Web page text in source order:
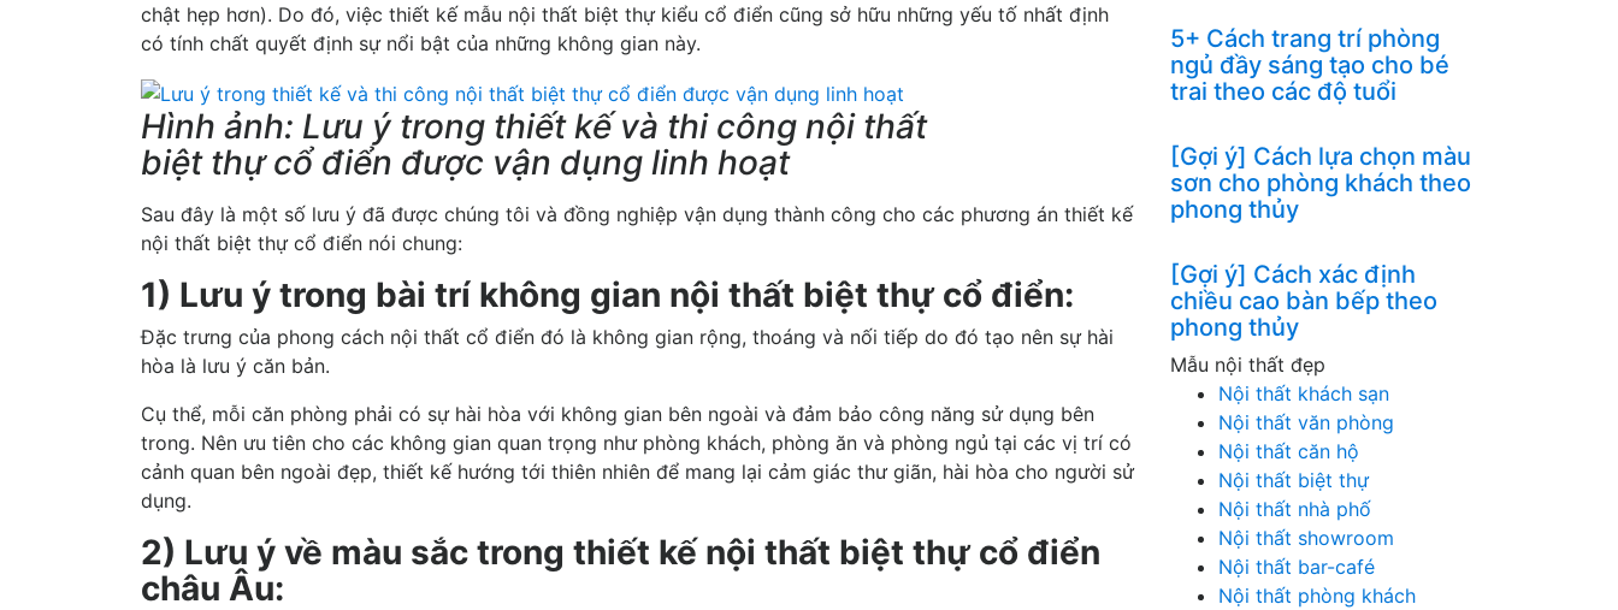
chật hẹp hơn). Do đó, việc thiết kế mẫu nội thất biệt thự kiểu cổ điển cũng sở hữu những yếu tố nhất định
có tính chất quyết định sự nổi bật của những không gian này.
Hình ảnh: Lưu ý trong thiết kế và thi công nội thất
biệt thự cổ điển được vận dụng linh hoạt
Sau đây là một số lưu ý đã được chúng tôi và đồng nghiệp vận dụng thành công cho các phương án thiết kế
nội thất biệt thự cổ điển nói chung:
1) Lưu ý trong bài trí không gian nội thất biệt thự cổ điển:
Đặc trưng của phong cách nội thất cổ điển đó là không gian rộng, thoáng và nối tiếp do đó tạo nên sự hài
hòa là lưu ý căn bản.
Cụ thể, mỗi căn phòng phải có sự hài hòa với không gian bên ngoài và đảm bảo công năng sử dụng bên
trong. Nên ưu tiên cho các không gian quan trọng như phòng khách, phòng ăn và phòng ngủ tại các vị trí có
cảnh quan bên ngoài đẹp, thiết kế hướng tới thiên nhiên để mang lại cảm giác thư giãn, hài hòa cho người sử
dụng.
2) Lưu ý về màu sắc trong thiết kế nội thất biệt thự cổ điển
châu Âu:
5+ Cách trang trí phòng
ngủ đầy sáng tạo cho bé
trai theo các độ tuổi
[Gợi ý] Cách lựa chọn màu
sơn cho phòng khách theo
phong thủy
[Gợi ý] Cách xác định
chiều cao bàn bếp theo
phong thủy
Mẫu nội thất đẹp
Nội thất khách sạn
Nội thất văn phòng
Nội thất căn hộ
Nội thất biệt thự
Nội thất nhà phố
Nội thất showroom
Nội thất bar-café
Nội thất phòng khách